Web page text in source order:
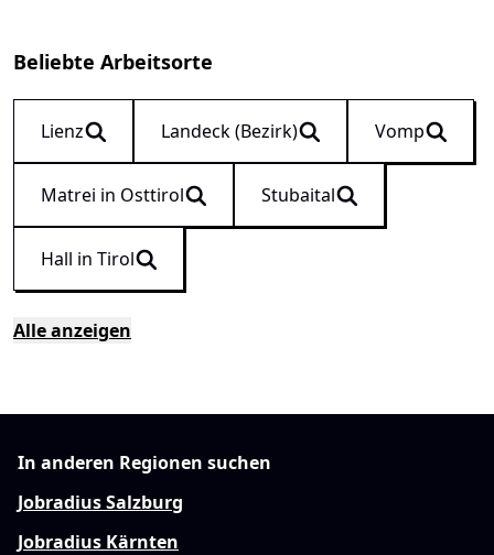
Beliebte Arbeitsorte
Lienz Landeck (Bezirk) Vomp
Matrei in Osttirol Stubaital
Hall in Tirol
Alle anzeigen
In anderen Regionen suchen
Jobradius Salzburg
Jobradius Kärnten